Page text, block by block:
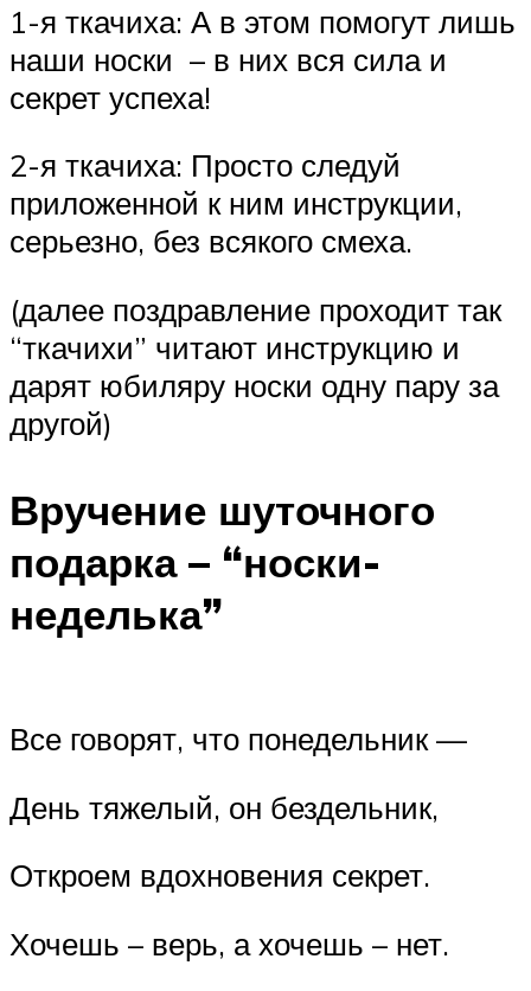
1-я ткачиха: А в этом помогут лишь
наши носки – в них вся сила и
секрет успеха!
2-я ткачиха: Просто следуй
приложенной к ним инструкции,
серьезно, без всякого смеха.
(далее поздравление проходит так
“ткачихи” читают инструкцию и
дарят юбиляру носки одну пару за
другой)
Вручение шуточного
подарка – “носки-
неделька”
Все говорят, что понедельник —
День тяжелый, он бездельник,
Откроем вдохновения секрет.
Хочешь – верь, а хочешь – нет.